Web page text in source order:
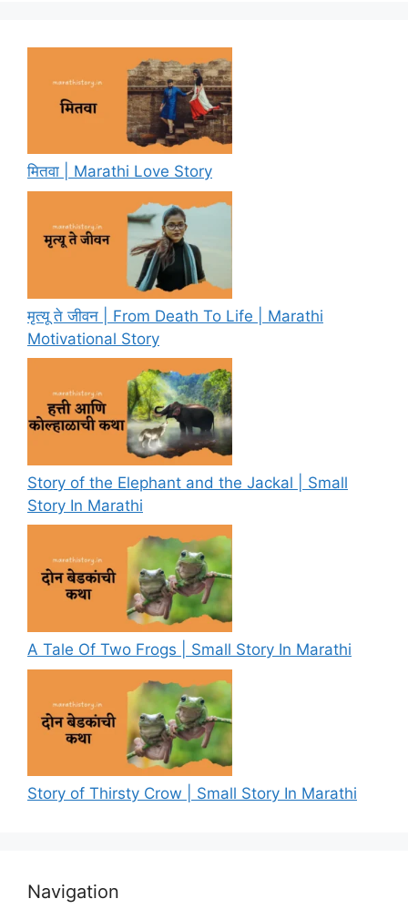
मितवा | Marathi Love Story
मृत्यू ते जीवन | From Death To Life | Marathi
Motivational Story
Story of the Elephant and the Jackal | Small
Story In Marathi
A Tale Of Two Frogs | Small Story In Marathi
Story of Thirsty Crow | Small Story In Marathi
Navigation